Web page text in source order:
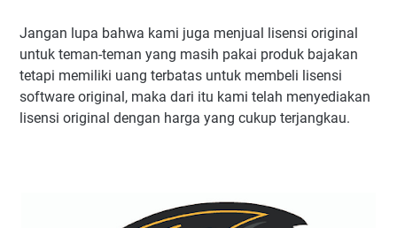
Jangan lupa bahwa kami juga menjual lisensi original
untuk teman-teman yang masih pakai produk bajakan
tetapi memiliki uang terbatas untuk membeli lisensi
software original, maka dari itu kami telah menyediakan
lisensi original dengan harga yang cukup terjangkau.